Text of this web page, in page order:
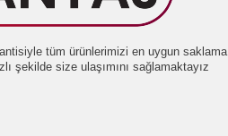
tüm ürünlerimizi en uygun saklama
şekilde size ulaşımını sağlamaktayız